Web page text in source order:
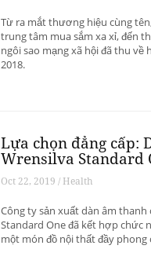
Từ ra mắt thương hiệu cùng
trung tâm mua sắm xa xỉ, đến
ngôi sao mạng xã hội đã thu về
2018.
Lựa chọn đẳng cấp:
Wrensilva Standard
Oct 22, 2019 / Health
Công ty sản xuất dàn âm
Standard One đã kết hợp chức
một món đồ nội thất đầy phong